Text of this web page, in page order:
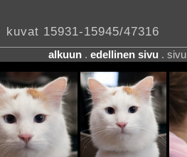
kuvat 15931-15945/47316
alkuun . edellinen sivu .